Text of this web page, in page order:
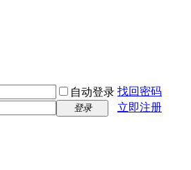
自动登录 找回密码
登录 立即注册